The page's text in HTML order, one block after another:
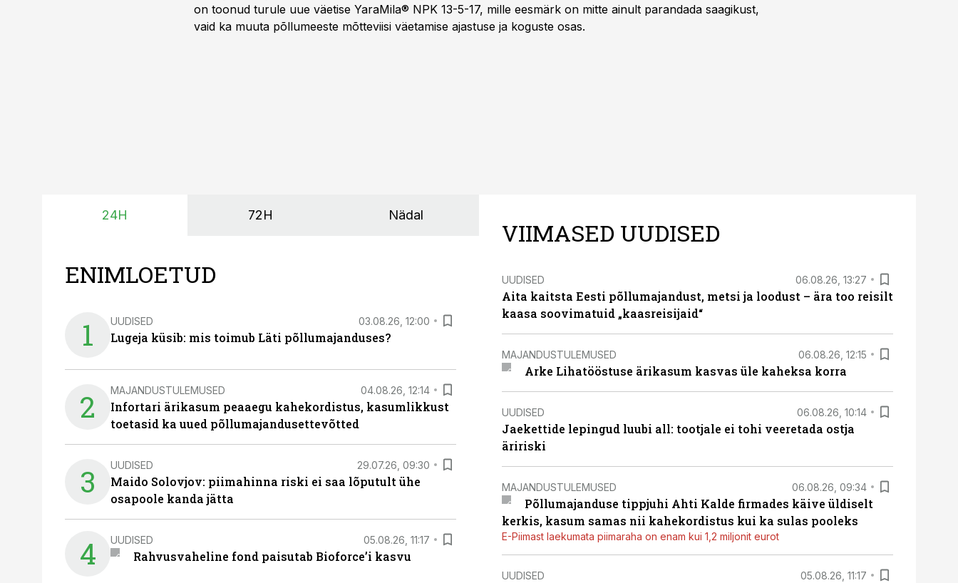
on toonud turule uue väetise YaraMila® NPK 13-5-17, mille eesmärk on mitte ainult parandada saagikust,
vaid ka muuta põllumeeste mõtteviisi väetamise ajastuse ja koguste osas.
24H 72H Nädal
ENIMLOETUD
1 UUDISED 03.08.26, 12:00
Lugeja küsib: mis toimub Läti põllumajanduses?
2 MAJANDUSTULEMUSED 04.08.26, 12:14
Infortari ärikasum peaaegu kahekordistus, kasumlikkust
toetasid ka uued põllumajandusettevõtted
3 UUDISED 29.07.26, 09:30
Maido Solovjov: piimahinna riski ei saa lõputult ühe
osapoole kanda jätta
4 UUDISED 05.08.26, 11:17
Rahvusvaheline fond paisutab Bioforce’i kasvu
VIIMASED UUDISED
UUDISED 06.08.26, 13:27
Aita kaitsta Eesti põllumajandust, metsi ja loodust – ära too reisilt
kaasa soovimatuid „kaasreisijaid“
MAJANDUSTULEMUSED 06.08.26, 12:15
Arke Lihatööstuse ärikasum kasvas üle kaheksa korra
UUDISED 06.08.26, 10:14
Jaekettide lepingud luubi all: tootjale ei tohi veeretada ostja
äririski
MAJANDUSTULEMUSED 06.08.26, 09:34
Põllumajanduse tippjuhi Ahti Kalde firmades käive üldiselt
kerkis, kasum samas nii kahekordistus kui ka sulas pooleks
E-Piimast laekumata piimaraha on enam kui 1,2 miljonit eurot
UUDISED 05.08.26, 11:17